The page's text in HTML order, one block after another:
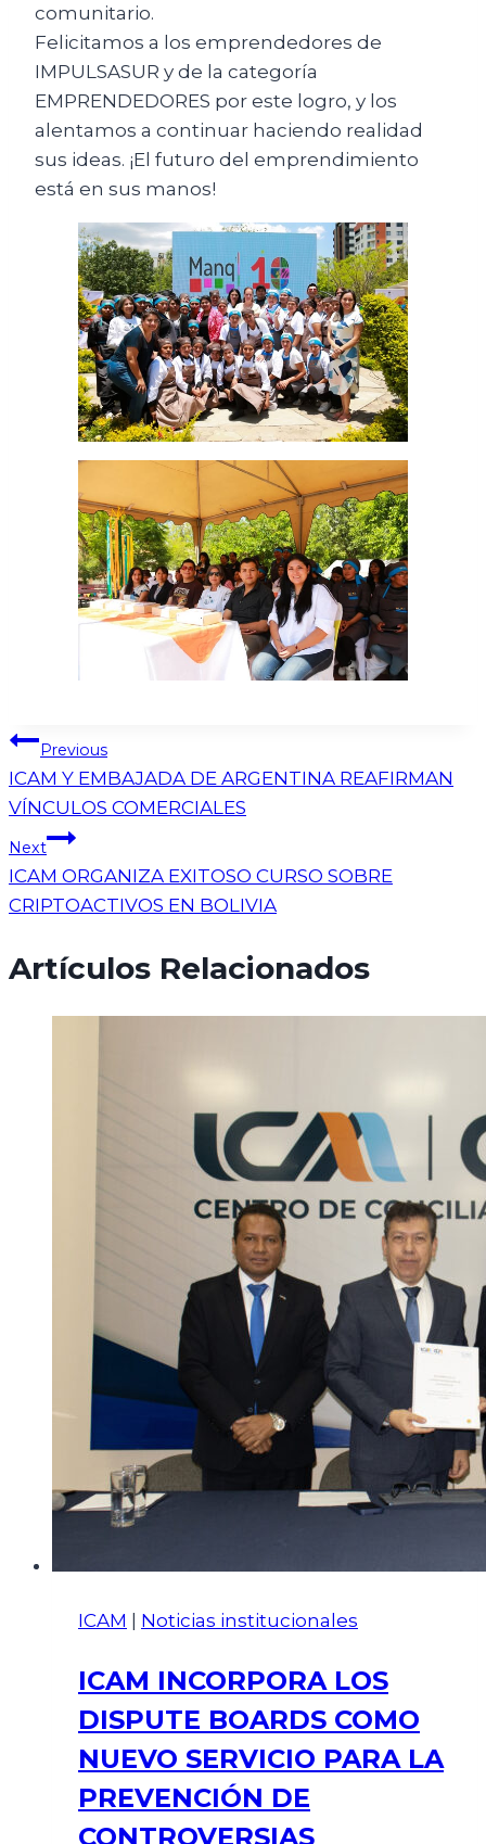
comunitario.
Felicitamos a los emprendedores de
IMPULSASUR y de la categoría
EMPRENDEDORES por este logro, y los
alentamos a continuar haciendo realidad
sus ideas. ¡El futuro del emprendimiento
está en sus manos!
Previous
ICAM Y EMBAJADA DE ARGENTINA REAFIRMAN
VÍNCULOS COMERCIALES
Next
ICAM ORGANIZA EXITOSO CURSO SOBRE
CRIPTOACTIVOS EN BOLIVIA
Artículos Relacionados
ICAM Noticias institucionales
ICAM INCORPORA LOS
DISPUTE BOARDS COMO
NUEVO SERVICIO PARA LA
PREVENCIÓN DE
CONTROVERSIAS